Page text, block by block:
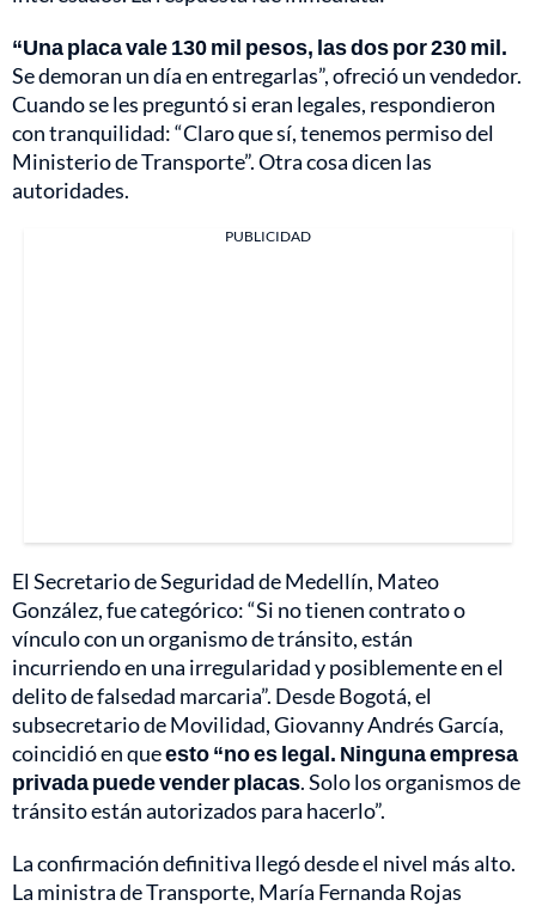
“Una placa vale 130 mil pesos, las dos por 230 mil.
Se demoran un día en entregarlas”, ofreció un vendedor.
Cuando se les preguntó si eran legales, respondieron
con tranquilidad: “Claro que sí, tenemos permiso del
Ministerio de Transporte”. Otra cosa dicen las
autoridades.
PUBLICIDAD
El Secretario de Seguridad de Medellín, Mateo
González, fue categórico: “Si no tienen contrato o
vínculo con un organismo de tránsito, están
incurriendo en una irregularidad y posiblemente en el
delito de falsedad marcaria”. Desde Bogotá, el
subsecretario de Movilidad, Giovanny Andrés García,
coincidió en queesto “no es legal. Ninguna empresa
privada puede vender placas. Solo los organismos de
tránsito están autorizados para hacerlo”.
La confirmación definitiva llegó desde el nivel más alto.
La ministra de Transporte, María Fernanda Rojas